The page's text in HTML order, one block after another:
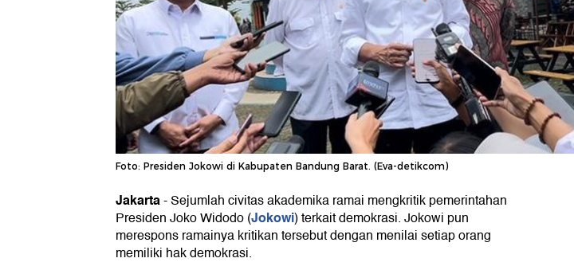
Foto: Presiden Jokowi di Kabupaten Bandung Barat. (Eva-detikcom)
Jakarta-Sejumlah civitas akademika ramai mengkritik pemerintahan
Presiden Joko Widodo (Jokowi) terkait demokrasi. Jokowi pun
merespons ramainya kritikan tersebut dengan menilai setiap orang
memiliki hak demokrasi.